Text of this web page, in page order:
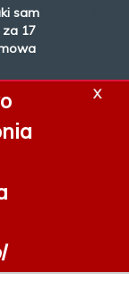
sam
17
X